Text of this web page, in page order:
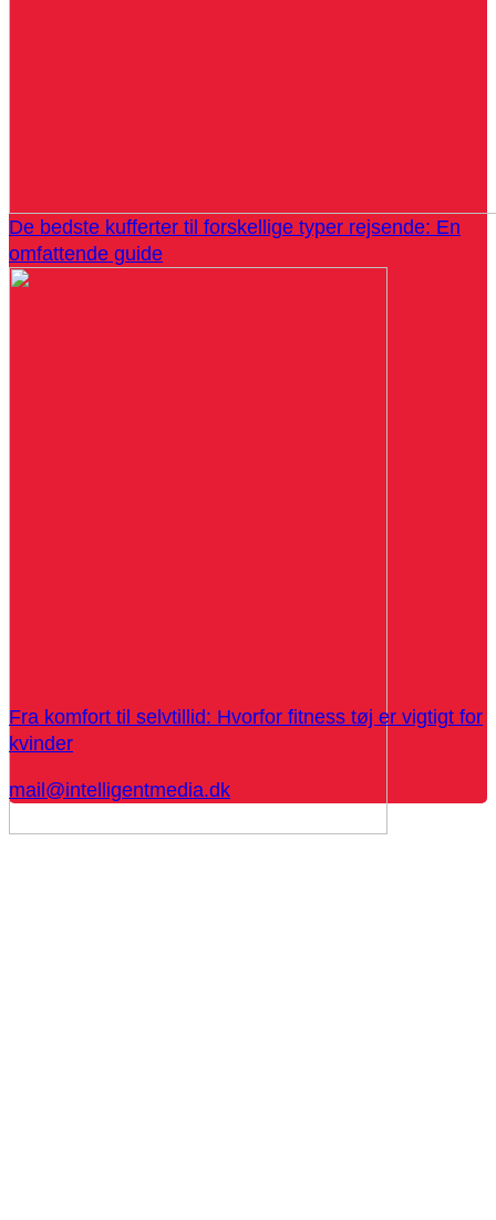
De bedste kufferter til forskellige typer rejsende: En
omfattende guide
Fra komfort til selvtillid: Hvorfor fitness tøj er vigtigt for
kvinder
mail@intelligentmedia.dk